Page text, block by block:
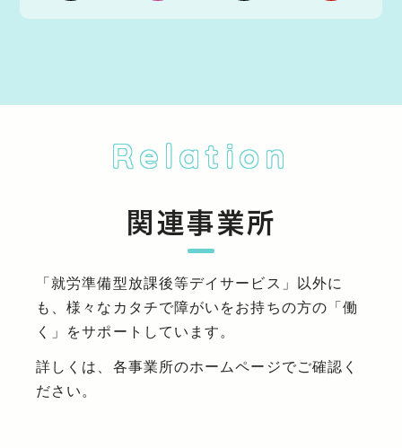
Relation
関連事業所
「就労準備型放課後等デイサービス」以外に
も、様々なカタチで障がいをお持ちの方の「働
く」をサポートしています。
詳しくは、各事業所のホームページでご確認く
ださい。